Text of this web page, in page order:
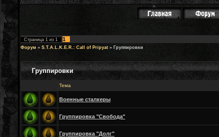
Страница 1 из 1 1
Форум » S.T.A.L.K.E.R.: Call of Pripyat » Группировки
Группировки
Тема
Военные сталкеры
Группировка "Свобода"
Группировка "Долг"